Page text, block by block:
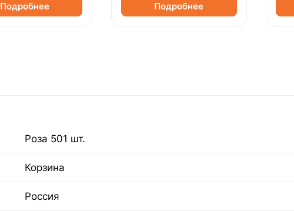
Подробнее Подробнее
Роза 501 шт.
Корзина
Россия